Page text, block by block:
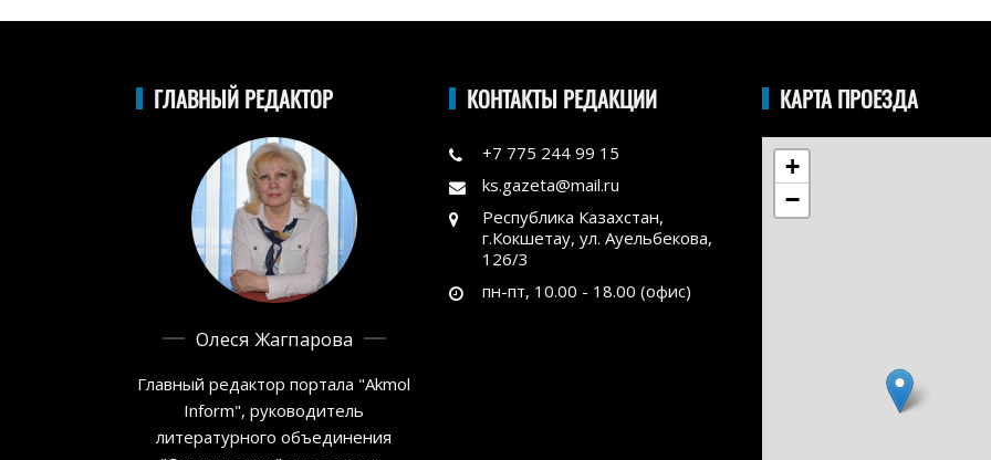
ГЛАВНЫЙ РЕДАКТОР
Олеся Жагпарова
Главный редактор портала "Akmol
Inform", руководитель
литературного объединения
КОНТАКТЫ РЕДАКЦИИ
+7 775 244 99 15
ks.gazeta@mail.ru
Республика Казахстан,
г.Кокшетау, ул. Ауельбекова,
126/3
пн-пт, 10.00 - 18.00 (офис)
КАРТА ПРОЕЗДА
+
−